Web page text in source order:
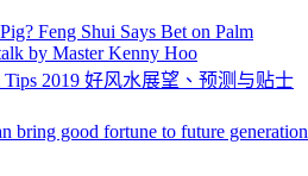
Feng Shui Says Bet on Palm
by Master Kenny Hoo
Tips 2019 好风水展望、预测与贴士
bring good fortune to future generation